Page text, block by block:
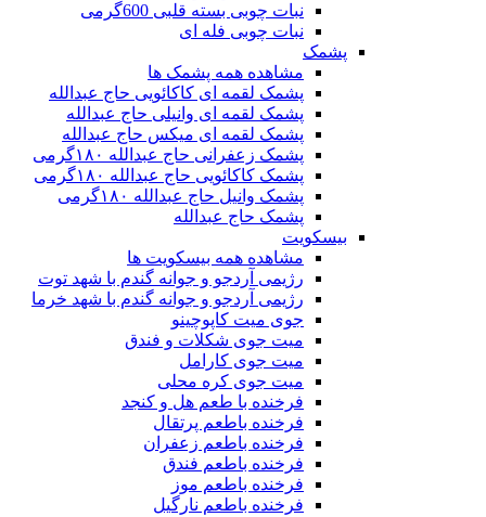
نبات چوبی بسته قلبی 600گرمی
نبات چوبی فله ای
پشمک
مشاهده همه پشمک ها
پشمک لقمه ای کاکائویی حاج عبدالله
پشمک لقمه ای وانیلی حاج عبدالله
پشمک لقمه ای میکس حاج عبدالله
پشمک زعفرانی حاج عبدالله ۱۸۰گرمی
پشمک کاکائویی حاج عبدالله ۱۸۰گرمی
پشمک وانیل حاج عبدالله ۱۸۰گرمی
پشمک حاج عبدالله
بیسکویت
مشاهده همه بیسکویت ها
رژیمی آردجو و جوانه گندم با شهد توت
رژیمی آردجو و جوانه گندم با شهد خرما
جوی میت کاپوچینو
میت جوی شکلات و فندق
میت جوی کارامل
میت جوی کره محلی
فرخنده با طعم هل و کنجد
فرخنده باطعم پرتقال
فرخنده باطعم زعفران
فرخنده باطعم فندق
فرخنده باطعم موز
فرخنده باطعم نارگیل